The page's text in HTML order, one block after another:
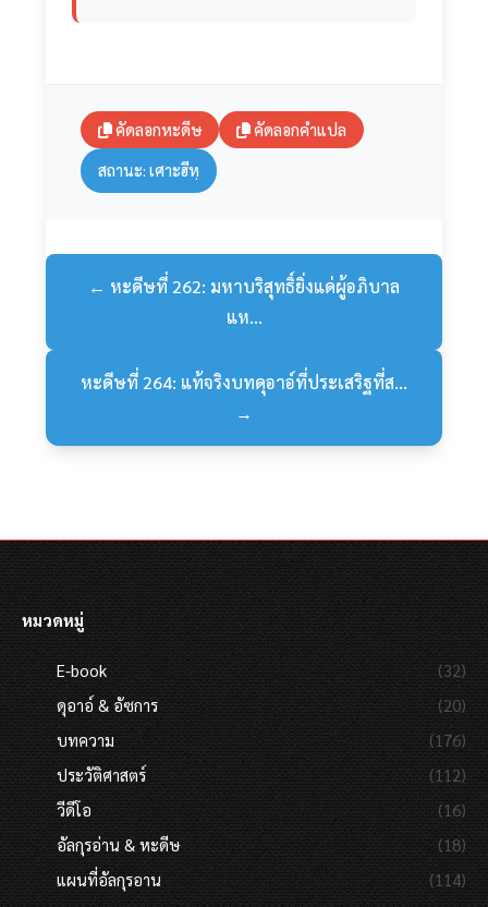
คัดลอกหะดีษ คัดลอกคำแปล
สถานะ: เศาะฮีหฺ
← หะดีษที่ 262: มหาบริสุทธิ์ยิ่งแด่ผู้อภิบาล
แห...
หะดีษที่ 264: แท้จริงบทดุอาอ์ที่ประเสริฐที่ส...
→
หมวดหมู่
E-book
(32)
ดุอาอ์ & อัซการ
(20)
บทความ
(176)
ประวัติศาสตร์
(112)
วีดีโอ
(16)
อัลกุรอ่าน & หะดีษ
(18)
แผนที่อัลกุรอาน
(114)